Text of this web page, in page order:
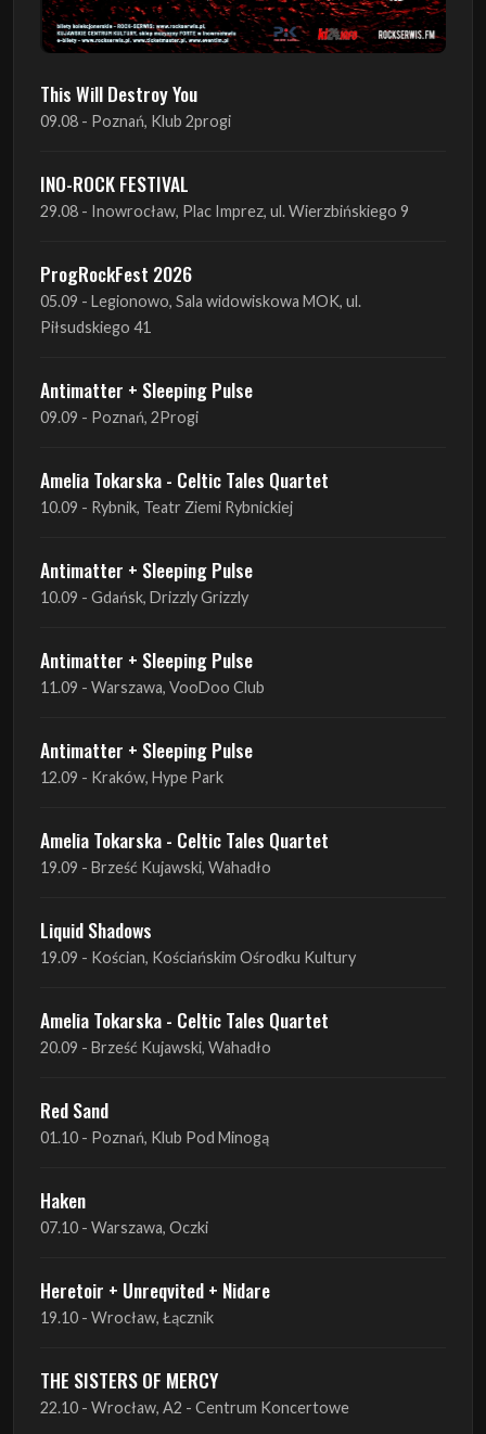
This Will Destroy You
09.08 - Poznań, Klub 2progi
INO-ROCK FESTIVAL
29.08 - Inowrocław, Plac Imprez, ul. Wierzbińskiego 9
ProgRockFest 2026
05.09 - Legionowo, Sala widowiskowa MOK, ul.
Piłsudskiego 41
Antimatter + Sleeping Pulse
09.09 - Poznań, 2Progi
Amelia Tokarska - Celtic Tales Quartet
10.09 - Rybnik, Teatr Ziemi Rybnickiej
Antimatter + Sleeping Pulse
10.09 - Gdańsk, Drizzly Grizzly
Antimatter + Sleeping Pulse
11.09 - Warszawa, VooDoo Club
Antimatter + Sleeping Pulse
12.09 - Kraków, Hype Park
Amelia Tokarska - Celtic Tales Quartet
19.09 - Brześć Kujawski, Wahadło
Liquid Shadows
19.09 - Kościan, Kościańskim Ośrodku Kultury
Amelia Tokarska - Celtic Tales Quartet
20.09 - Brześć Kujawski, Wahadło
Red Sand
01.10 - Poznań, Klub Pod Minogą
Haken
07.10 - Warszawa, Oczki
Heretoir + Unreqvited + Nidare
19.10 - Wrocław, Łącznik
THE SISTERS OF MERCY
22.10 - Wrocław, A2 - Centrum Koncertowe